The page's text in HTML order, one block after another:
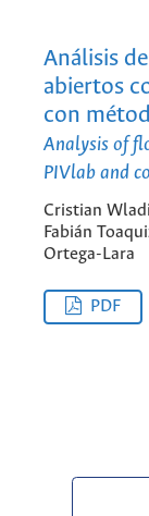
Análisis
abiertos
con
Analysis of
PIVlab and
Cristian
Fabián
Ortega-Lara
PDF